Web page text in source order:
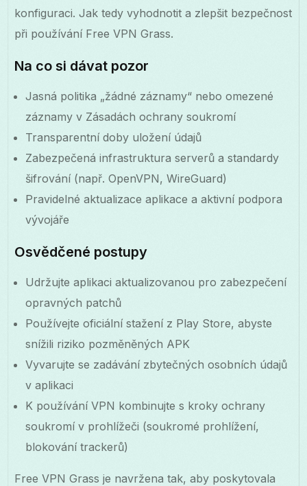
konfiguraci. Jak tedy vyhodnotit a zlepšit bezpečnost
při používání Free VPN Grass.
Na co si dávat pozor
Jasná politika „žádné záznamy“ nebo omezené
záznamy v Zásadách ochrany soukromí
Transparentní doby uložení údajů
Zabezpečená infrastruktura serverů a standardy
šifrování (např. OpenVPN, WireGuard)
Pravidelné aktualizace aplikace a aktivní podpora
vývojáře
Osvědčené postupy
Udržujte aplikaci aktualizovanou pro zabezpečení
opravných patchů
Používejte oficiální stažení z Play Store, abyste
snížili riziko pozměněných APK
Vyvarujte se zadávání zbytečných osobních údajů
v aplikaci
K používání VPN kombinujte s kroky ochrany
soukromí v prohlížeči (soukromé prohlížení,
blokování trackerů)
Free VPN Grass je navržena tak, aby poskytovala